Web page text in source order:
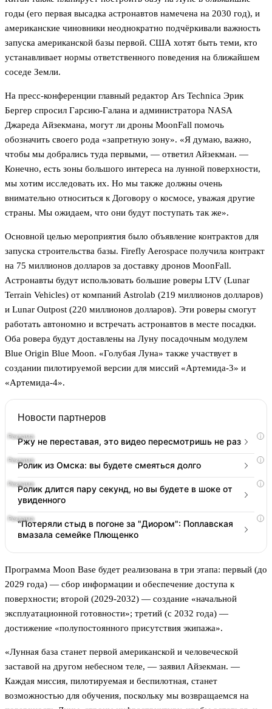
годы (его первая высадка астронавтов намечена на 2030 год), и
американские чиновники неоднократно подчёркивали важность
запуска американской базы первой. США хотят быть теми, кто
устанавливает нормы ответственного поведения на ближайшем
соседе Земли.
На пресс-конференции главный редактор Ars Technica Эрик
Бергер спросил Гарсию-Галана и администратора NASA
Джареда Айзекмана, могут ли дроны MoonFall помочь
обозначить своего рода «запретную зону». «Я думаю, важно,
чтобы мы добрались туда первыми, — ответил Айзекман. —
Конечно, есть зоны большого интереса на лунной поверхности,
мы хотим исследовать их. Но мы также должны очень
внимательно относиться к Договору о космосе, уважая другие
страны. Мы ожидаем, что они будут поступать так же».
Основной целью мероприятия было объявление контрактов для
запуска строительства базы. Firefly Aerospace получила контракт
на 75 миллионов долларов за доставку дронов MoonFall.
Астронавты будут использовать большие роверы LTV (Lunar
Terrain Vehicles) от компаний Astrolab (219 миллионов долларов)
и Lunar Outpost (220 миллионов долларов). Эти роверы смогут
работать автономно и встречать астронавтов в месте посадки.
Оба ровера будут доставлены на Луну посадочным модулем
Blue Origin Blue Moon. «Голубая Луна» также участвует в
создании пилотируемой версии для миссий «Артемида-3» и
«Артемида-4».
Новости партнеров
i
Ржу не переставая, это видео пересмотришь не раз
i
Ролик из Омска: вы будете смеяться долго
i
Ролик длится пару секунд, но вы будете в шоке от
увиденного
i
"Потеряли стыд в погоне за "Диором": Поплавская
вмазала семейке Плющенко
Программа Moon Base будет реализована в три этапа: первый (до
2029 года) — сбор информации и обеспечение доступа к
поверхности; второй (2029-2032) — создание «начальной
эксплуатационной готовности»; третий (с 2032 года) —
достижение «полупостоянного присутствия экипажа».
«Лунная база станет первой американской и человеческой
заставой на другом небесном теле, — заявил Айзекман. —
Каждая миссия, пилотируемая и беспилотная, станет
возможностью для обучения, поскольку мы возвращаемся на